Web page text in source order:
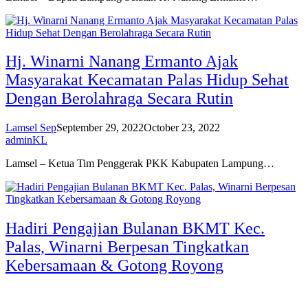
Hj. Winarni Nanang Ermanto Ajak
Masyarakat Kecamatan Palas Hidup Sehat
Dengan Berolahraga Secara Rutin
Lamsel SepSeptember 29, 2022October 23, 2022
adminKL
Lamsel – Ketua Tim Penggerak PKK Kabupaten Lampung…
Hadiri Pengajian Bulanan BKMT Kec.
Palas, Winarni Berpesan Tingkatkan
Kebersamaan & Gotong Royong